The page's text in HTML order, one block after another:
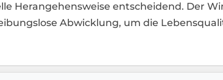
Herangehensweise entscheidend. Der
Abwicklung, um die